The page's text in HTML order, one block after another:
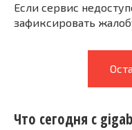
Если сервис
зафиксировать
Что сегодня с